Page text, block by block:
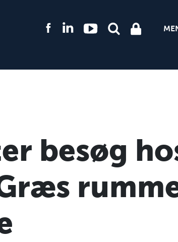
besøg